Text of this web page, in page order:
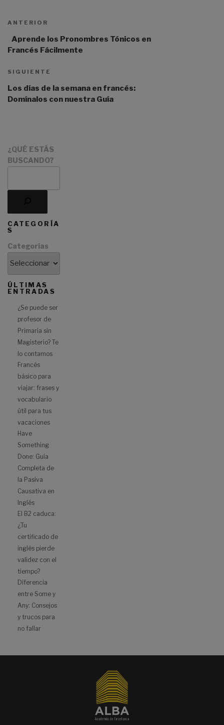
e
n
t
v
e
ANTERIOR
Aprende los Pronombres Tónicos en
Francés Fácilmente
SIGUIENTE
Los días de la semana en francés:
Domínalos con nuestra Guía
¿QUÉ ESTÁS
BUSCANDO?
CATEGORÍA
S
Categorías
ÚLTIMAS
ENTRADAS
¿Se puede ser
profesor de
Primaria sin
Magisterio? Te
lo contamos
Francés
básico para
viajar: frases y
vocabulario
útil para tus
vacaciones
Have
Something
Done: Guía
Completa de
la Pasiva
Causativa en
Inglés
El B2 caduca:
¿Tu
certificado de
inglés pierde
validez con el
tiempo?
Diferencia
entre Some y
Any: Consejos
y trucos para
no fallar